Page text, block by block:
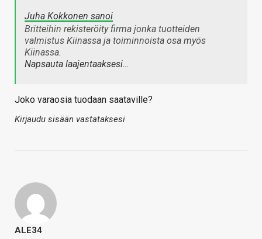
Juha Kokkonen sanoi
Britteihin rekisteröity firma jonka tuotteiden
valmistus Kiinassa ja toiminnoista osa myös
Kiinassa.
Napsauta laajentaaksesi…
Joko varaosia tuodaan saataville?
Kirjaudu sisään vastataksesi
ALE34